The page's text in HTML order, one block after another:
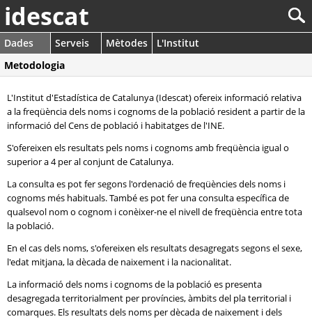
idescat
Dades Serveis Mètodes
L'Institut
Metodologia
L'Institut d'Estadística de Catalunya (Idescat) ofereix informació relativa
a la freqüència dels noms i cognoms de la població resident a partir de la
informació del Cens de població i habitatges de l'INE.
S'ofereixen els resultats pels noms i cognoms amb freqüència igual o
superior a 4 per al conjunt de Catalunya.
La consulta es pot fer segons l'ordenació de freqüències dels noms i
cognoms més habituals. També es pot fer una consulta específica de
qualsevol nom o cognom i conèixer-ne el nivell de freqüència entre tota
la població.
En el cas dels noms, s'ofereixen els resultats desagregats segons el sexe,
l'edat mitjana, la dècada de naixement i la nacionalitat.
La informació dels noms i cognoms de la població es presenta
desagregada territorialment per províncies, àmbits del pla territorial i
comarques. Els resultats dels noms per dècada de naixement i dels